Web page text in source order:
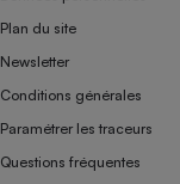
Plan du site
Newsletter
Conditions générales
Paramétrer les traceurs
Questions fréquentes